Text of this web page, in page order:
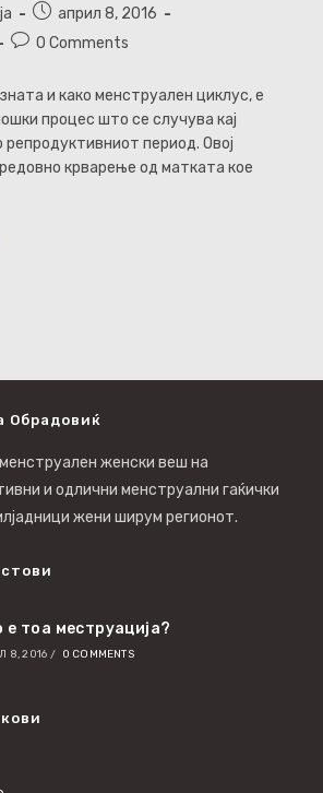
Post
published:
април 8, 2016
Post0 Comments
и како менструален циклус, е
процес што се случува кај
период. Овој
крварење од матката кое
Обрадовиќ
женски веш на
и одлични менструални гаќички
жени ширум регионот.
е тоа меструација?
8, 2016 / 0 COMMENTS